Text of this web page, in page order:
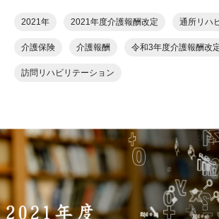
2021年 2021年度介護報酬改定 通所リハ
介護保険 介護報酬 令和3年度介護報酬改
訪問リハビリテーション